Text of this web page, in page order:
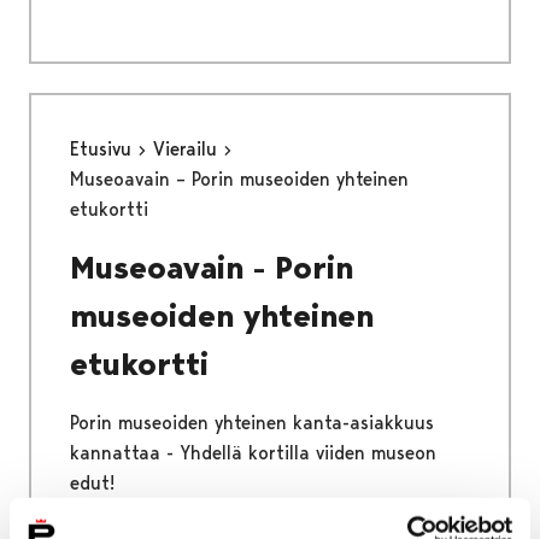
Etusivu
Vierailu
Museoavain – Porin museoiden yhteinen
etukortti
Museoavain - Porin
museoiden yhteinen
etukortti
Porin museoiden yhteinen kanta-asiakkuus
kannattaa - Yhdellä kortilla viiden museon
edut!